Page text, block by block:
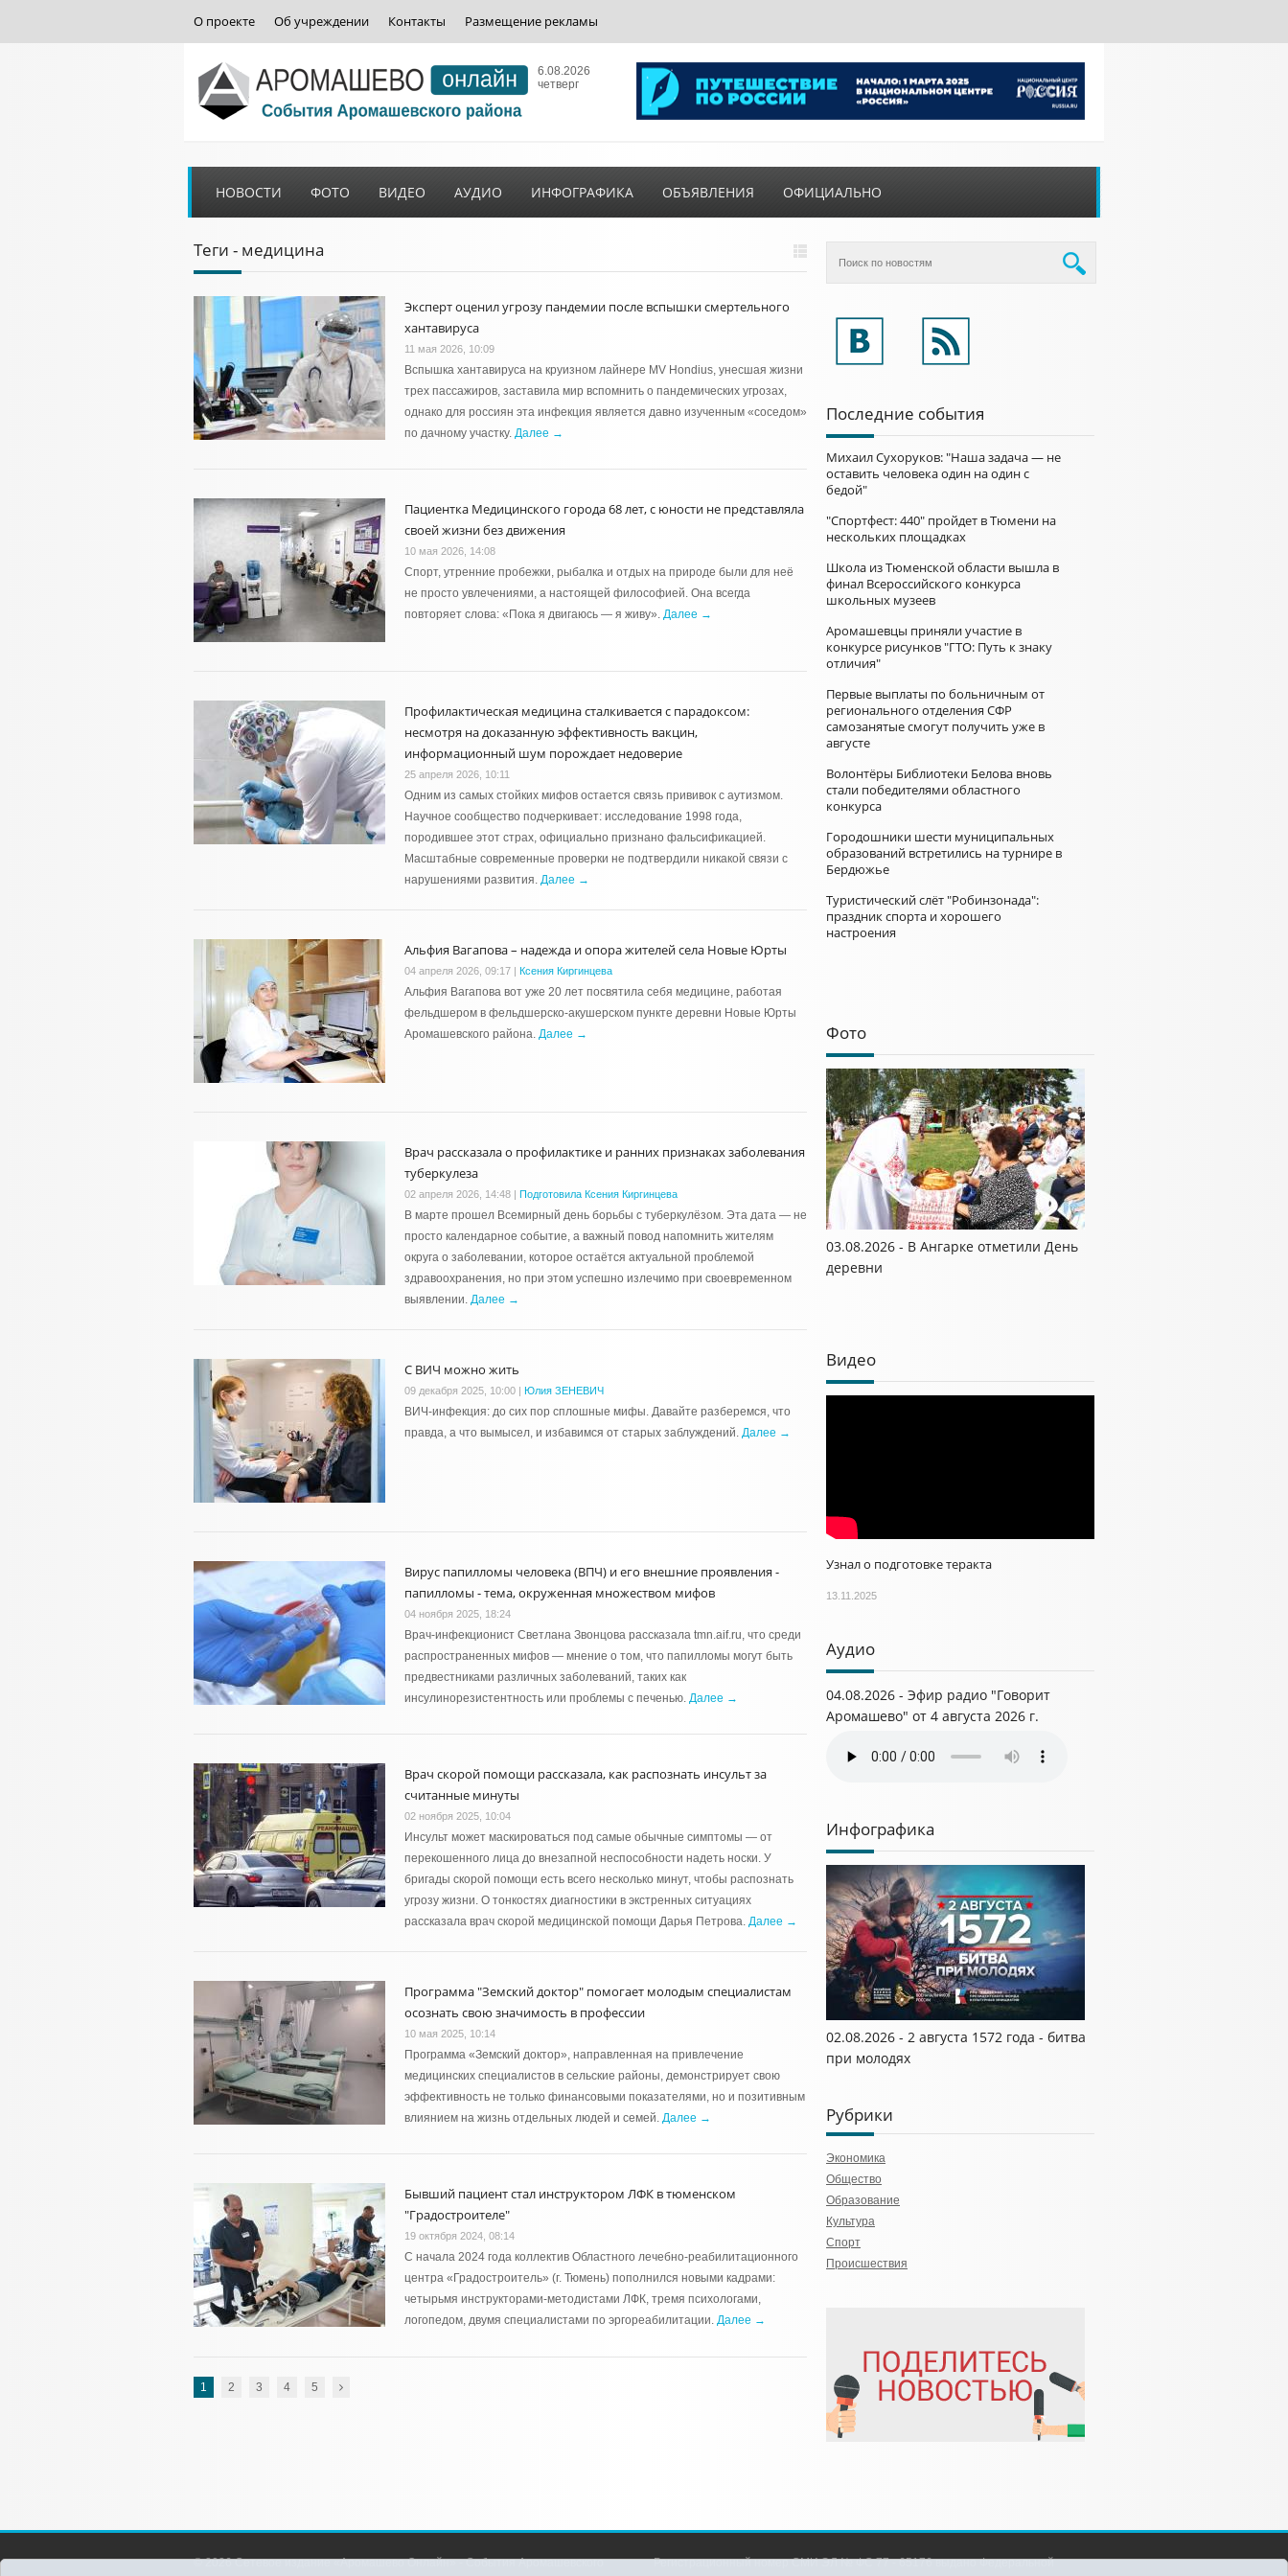
О проекте Об учреждении Контакты Размещение рекламы
6.08.2026
четверг
НОВОСТИ ФОТО ВИДЕО АУДИО ИНФОГРАФИКА ОБЪЯВЛЕНИЯ ОФИЦИАЛЬНО
Теги - медицина
Эксперт оценил угрозу пандемии после вспышки смертельного
хантавируса
11 мая 2026, 10:09
Вспышка хантавируса на круизном лайнере MV Hondius, унесшая жизни
трех пассажиров, заставила мир вспомнить о пандемических угрозах,
однако для россиян эта инфекция является давно изученным «соседом»
по дачному участку. Далее →
Пациентка Медицинского города 68 лет, с юности не представляла
своей жизни без движения
10 мая 2026, 14:08
Спорт, утренние пробежки, рыбалка и отдых на природе были для неё
не просто увлечениями, а настоящей философией. Она всегда
повторяет слова: «Пока я двигаюсь — я живу». Далее →
Профилактическая медицина сталкивается с парадоксом:
несмотря на доказанную эффективность вакцин,
информационный шум порождает недоверие
25 апреля 2026, 10:11
Одним из самых стойких мифов остается связь прививок с аутизмом.
Научное сообщество подчеркивает: исследование 1998 года,
породившее этот страх, официально признано фальсификацией.
Масштабные современные проверки не подтвердили никакой связи с
нарушениями развития. Далее →
Альфия Вагапова – надежда и опора жителей села Новые Юрты
04 апреля 2026, 09:17 | Ксения Киргинцева
Альфия Вагапова вот уже 20 лет посвятила себя медицине, работая
фельдшером в фельдшерско-акушерском пункте деревни Новые Юрты
Аромашевского района. Далее →
Врач рассказала о профилактике и ранних признаках заболевания
туберкулеза
02 апреля 2026, 14:48 | Подготовила Ксения Киргинцева
В марте прошел Всемирный день борьбы с туберкулёзом. Эта дата — не
просто календарное событие, а важный повод напомнить жителям
округа о заболевании, которое остаётся актуальной проблемой
здравоохранения, но при этом успешно излечимо при своевременном
выявлении. Далее →
С ВИЧ можно жить
09 декабря 2025, 10:00 | Юлия ЗЕНЕВИЧ
ВИЧ-инфекция: до сих пор сплошные мифы. Давайте разберемся, что
правда, а что вымысел, и избавимся от старых заблуждений. Далее →
Вирус папилломы человека (ВПЧ) и его внешние проявления -
папилломы - тема, окруженная множеством мифов
04 ноября 2025, 18:24
Врач-инфекционист Светлана Звонцова рассказала tmn.aif.ru, что среди
распространенных мифов — мнение о том, что папилломы могут быть
предвестниками различных заболеваний, таких как
инсулинорезистентность или проблемы с печенью. Далее →
Врач скорой помощи рассказала, как распознать инсульт за
считанные минуты
02 ноября 2025, 10:04
Инсульт может маскироваться под самые обычные симптомы — от
перекошенного лица до внезапной неспособности надеть носки. У
бригады скорой помощи есть всего несколько минут, чтобы распознать
угрозу жизни. О тонкостях диагностики в экстренных ситуациях
рассказала врач скорой медицинской помощи Дарья Петрова. Далее →
Программа "Земский доктор" помогает молодым специалистам
осознать свою значимость в профессии
10 мая 2025, 10:14
Программа «Земский доктор», направленная на привлечение
медицинских специалистов в сельские районы, демонстрирует свою
эффективность не только финансовыми показателями, но и позитивным
влиянием на жизнь отдельных людей и семей. Далее →
Бывший пациент стал инструктором ЛФК в тюменском
"Градостроителе"
19 октября 2024, 08:14
С начала 2024 года коллектив Областного лечебно-реабилитационного
центра «Градостроитель» (г. Тюмень) пополнился новыми кадрами:
четырьмя инструкторами-методистами ЛФК, тремя психологами,
логопедом, двумя специалистами по эргореабилитации. Далее →
1 2 3 4 5
Последние события
Михаил Сухоруков: "Наша задача — не
оставить человека один на один с
бедой"
"Спортфест: 440" пройдет в Тюмени на
нескольких площадках
Школа из Тюменской области вышла в
финал Всероссийского конкурса
школьных музеев
Аромашевцы приняли участие в
конкурсе рисунков "ГТО: Путь к знаку
отличия"
Первые выплаты по больничным от
регионального отделения СФР
самозанятые смогут получить уже в
августе
Волонтёры Библиотеки Белова вновь
стали победителями областного
конкурса
Городошники шести муниципальных
образований встретились на турнире в
Бердюжье
Туристический слёт "Робинзонада":
праздник спорта и хорошего
настроения
Фото
03.08.2026 - В Ангарке отметили День
деревни
Видео
Узнал о подготовке теракта
13.11.2025
Аудио
04.08.2026 - Эфир радио "Говорит
Аромашево" от 4 августа 2026 г.
Инфографика
02.08.2026 - 2 августа 1572 года - битва
при молодях
Рубрики
Экономика
Общество
Образование
Культура
Спорт
Происшествия
© 2026 Сетевое издание «Аромашево Онлайн» - События Аромашевского Регистрационный номер СМИ ЭЛ № ФС 77 - 65176 выдано Федеральной